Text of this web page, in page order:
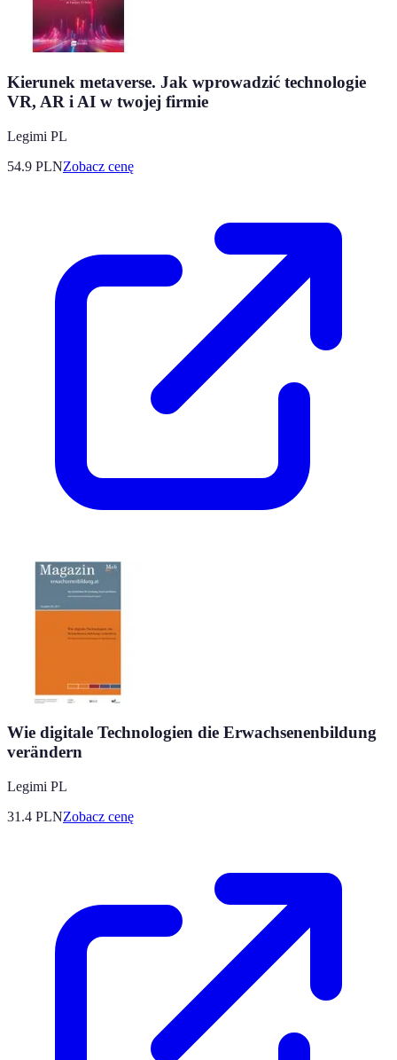
Kierunek metaverse. Jak wprowadzić technologie
VR, AR i AI w twojej firmie
Legimi PL
54.9 PLNZobacz cenę
Wie digitale Technologien die Erwachsenenbildung
verändern
Legimi PL
31.4 PLNZobacz cenę